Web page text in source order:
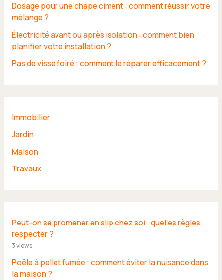
Dosage pour une chape ciment : comment réussir votre
mélange ?
Électricité avant ou après isolation : comment bien
planifier votre installation ?
Pas de visse foiré : comment le réparer efficacement ?
Immobilier
Jardin
Maison
Travaux
Peut-on se promener en slip chez soi : quelles règles
respecter ?
3 views
Poêle à pellet fumée : comment éviter la nuisance dans
la maison ?